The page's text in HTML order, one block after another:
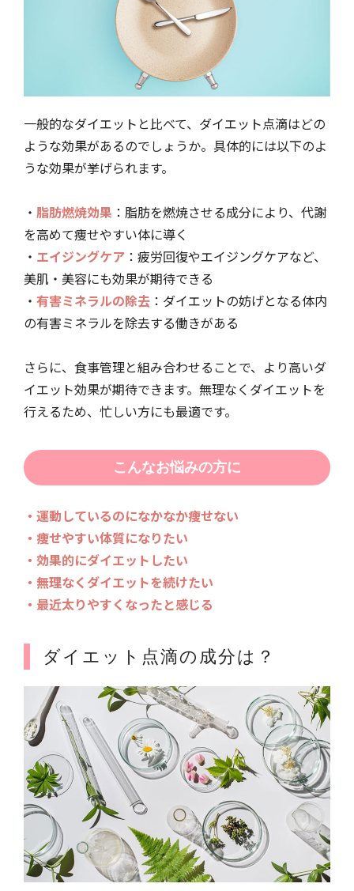
一般的なダイエットと比べて、ダイエット点滴はどの
ような効果があるのでしょうか。具体的には以下のよ
うな効果が挙げられます。
・ 脂肪燃焼効果 ：脂肪を燃焼させる成分により、代謝
を高めて痩せやすい体に導く
・ エイジングケア ：疲労回復やエイジングケアなど、
美肌・美容にも効果が期待できる
・ 有害ミネラルの除去 ：ダイエットの妨げとなる体内
の有害ミネラルを除去する働きがある
さらに、食事管理と組み合わせることで、より高いダ
イエット効果が期待できます。無理なくダイエットを
行えるため、忙しい方にも最適です。
こんなお悩みの方に
・運動しているのになかなか痩せない
・痩せやすい体質になりたい
・効果的にダイエットしたい
・無理なくダイエットを続けたい
・最近太りやすくなったと感じる
ダイエット点滴の成分は？